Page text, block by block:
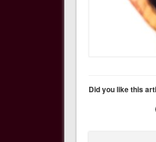
Did you like this